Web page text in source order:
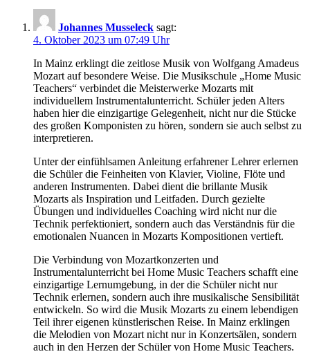
Johannes Musseleck sagt:
4. Oktober 2023 um 07:49 Uhr
In Mainz erklingt die zeitlose Musik von Wolfgang Amadeus
Mozart auf besondere Weise. Die Musikschule „Home Music
Teachers“ verbindet die Meisterwerke Mozarts mit
individuellem Instrumentalunterricht. Schüler jeden Alters
haben hier die einzigartige Gelegenheit, nicht nur die Stücke
des großen Komponisten zu hören, sondern sie auch selbst zu
interpretieren.
Unter der einfühlsamen Anleitung erfahrener Lehrer erlernen
die Schüler die Feinheiten von Klavier, Violine, Flöte und
anderen Instrumenten. Dabei dient die brillante Musik
Mozarts als Inspiration und Leitfaden. Durch gezielte
Übungen und individuelles Coaching wird nicht nur die
Technik perfektioniert, sondern auch das Verständnis für die
emotionalen Nuancen in Mozarts Kompositionen vertieft.
Die Verbindung von Mozartkonzerten und
Instrumentalunterricht bei Home Music Teachers schafft eine
einzigartige Lernumgebung, in der die Schüler nicht nur
Technik erlernen, sondern auch ihre musikalische Sensibilität
entwickeln. So wird die Musik Mozarts zu einem lebendigen
Teil ihrer eigenen künstlerischen Reise. In Mainz erklingen
die Melodien von Mozart nicht nur in Konzertsälen, sondern
auch in den Herzen der Schüler von Home Music Teachers.